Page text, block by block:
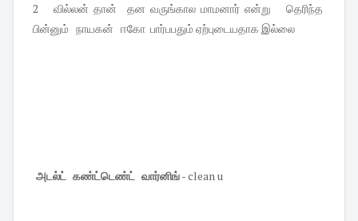
2 வில்லன் தான் தன வருங்கால மாமனார் என்று தெரிந்த
பின்னும் நாயகன் ஈகோ பார்பபதும் ஏற்புடையதாக இல்லை
அடல்ட் கண்ட்டெண்ட் வார்னிங்- clean u